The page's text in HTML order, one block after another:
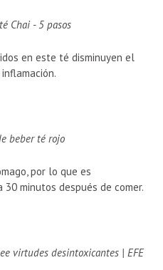
en este té disminuyen el
por lo que es
minutos después de comer.